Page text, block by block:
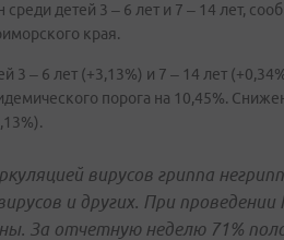
среди детей 3 – 6 лет и 7 – 14 лет,
края.
3 – 6 лет (+3,13%) и 7 – 14 лет
порога на 10,45%.
вирусов гриппа
и других. При проведении
За отчетную неделю 71%